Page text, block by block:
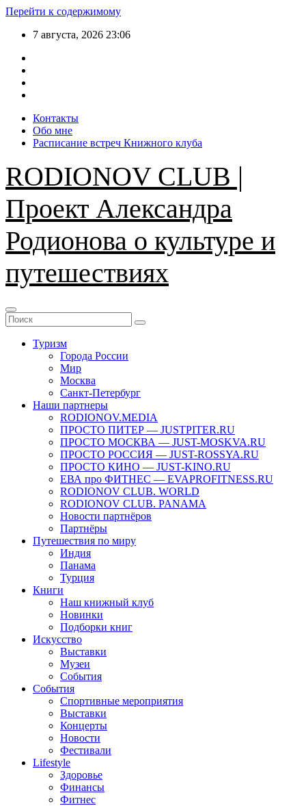
Перейти к содержимому
7 августа, 2026 23:06
Контакты
Обо мне
Расписание встреч Книжного клуба
RODIONOV CLUB |
Проект Александра
Родионова о культуре и
путешествиях
Туризм
Города России
Мир
Москва
Санкт-Петербург
Наши партнеры
RODIONOV.MEDIA
ПРОСТО ПИТЕР — JUSTPITER.RU
ПРОСТО МОСКВА — JUST-MOSKVA.RU
ПРОСТО РОССИЯ — JUST-ROSSYA.RU
ПРОСТО КИНО — JUST-KINO.RU
ЕВА про ФИТНЕС — EVAPROFITNESS.RU
RODIONOV CLUB. WORLD
RODIONOV CLUB. PANAMA
Новости партнёров
Партнёры
Путешествия по миру
Индия
Панама
Турция
Книги
Наш книжный клуб
Новинки
Подборки книг
Искусство
Выставки
Музеи
События
События
Спортивные мероприятия
Выставки
Концерты
Новости
Фестивали
Lifestyle
Здоровье
Финансы
Фитнес